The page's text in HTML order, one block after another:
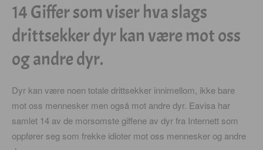
14 Giffer som viser hva slags
drittsekker dyr kan være mot oss
og andre dyr.
Dyr kan være noen totale drittsekker innimellom, ikke bare
mot oss mennesker men også mot andre dyr. Eavisa har
samlet 14 av de morsomste giffene av dyr fra Internett som
oppfører seg som frekke idioter mot oss mennesker og andre